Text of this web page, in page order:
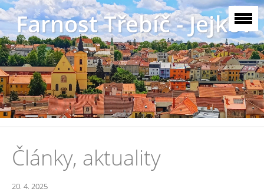
Farnost Třebíč - Jejkov
Články, aktuality
20. 4. 2025